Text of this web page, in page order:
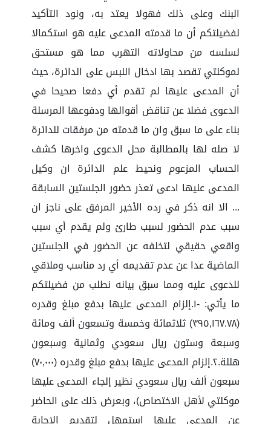
البنك وعلى ذلك فهولا يعتد به، ونود التأكيد
لفضيلتكم أن ما قدمته المدعى عليه هو استكمالا
لسلسه من محاولاته التهرب مما هو مستحق
لموكلتي تقصد بها ادخال اللبس على الدائرة، حيث
أن المدعى عليها لم تقدم أي دفعا صحيحا في
الدعوى فضلا عن تناقض أقوالها ودفوعها المرسلة
بناء على ما سبق وان ما قدمته من مرفقات للدائرة
لا صله لها بالمطالبة محل الدعوى واخرها كشف
الحساب المزعوم ونحيط علم الدائرة ان وكيل
المدعى عليها ادعى تعذر حضور الجلستين السابقة
... الا انه ذكر في رده الأخير المرفق على ناجز ان
سبب عدم الحضور لسبب طارئ ولم يقدم أي سبب
واقعي حقيقي لتخلفه عن الحضور في الجلستين
الماضية عدا عن عدم تقديمه أي رد مناسب وملاقي
للدعوى عليه ومما سبق بيانه نطلب من فضيلتكم
ما يأتي: -١.إلزام المدعى عليها بدفع مبلغ وقدره
(٣٩٥,١٦٧.٧٨) ثلاثمائة وخمسة وتسعون ألف ومائة
وسبعة وستون ريال سعودي وثمانية وسبعون
هللة.٢.إلزام المدعى عليها بدفع مبلغ وقدره (٧٠,٠٠٠)
سبعون ألف ريال سعودي نظير إلجاء المدعى عليها
موكلتي لأهل الاختصاص)، وبعرض ذلك على الحاضر
عن المدعى عليها استمهل لتقديم الإجابة